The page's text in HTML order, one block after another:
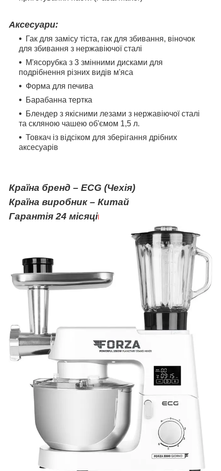
Аксесуари:
Гак для замісу тіста, гак для збивання, віночок
для збивання з нержавіючої сталі
М'ясорубка з 3 змінними дисками для
подрібнення різних видів м'яса
Форма для печива
Барабанна тертка
Блендер з якісними лезами з нержавіючої сталі
та скляною чашею об'ємом 1,5 л.
Товкач із відсіком для зберігання дрібних
аксесуарів
Країна бренд – ECG (Чехія)
Країна виробник – Китай
Гарантія 24 місяціl